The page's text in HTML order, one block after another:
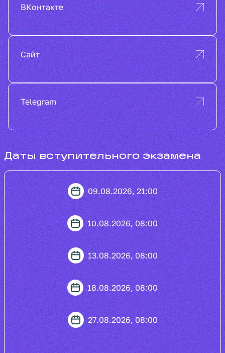
ВКонтакте
Сайт
Telegram
Даты вступительного экзамена
09.08.2026, 21:00
10.08.2026, 08:00
13.08.2026, 08:00
18.08.2026, 08:00
27.08.2026, 08:00